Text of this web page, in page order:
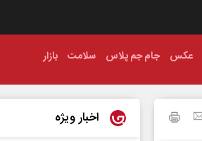
عکس جام جم پلاس سلامت بازار
اخبار ویژه